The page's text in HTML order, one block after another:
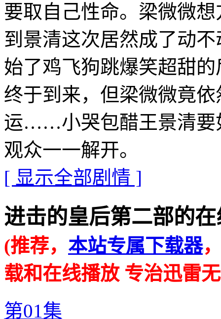
要取自己性命。梁微微
到景清这次居然成了动
始了鸡飞狗跳爆笑超甜
终于到来，但梁微微竟
运……小哭包醋王景清要
观众一一解开。
[ 显示全部剧情 ]
进击的皇后第二部的在
(推荐， 本站专属下载器
载和在线播放 专治迅雷
第01集